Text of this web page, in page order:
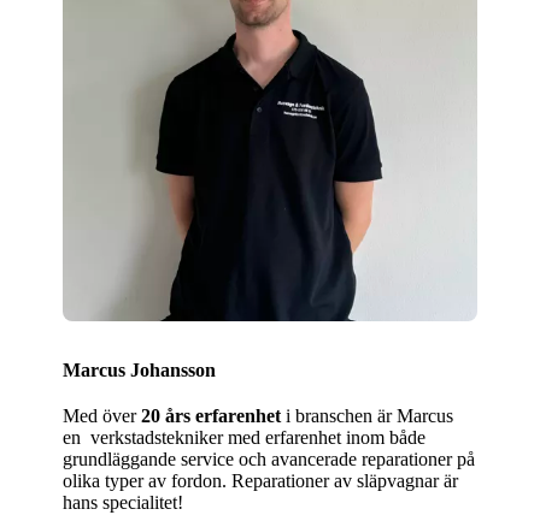
Marcus Johansson
Med över20 års erfarenhet i branschen är Marcus
en verkstadstekniker med erfarenhet inom både
grundläggande service och avancerade reparationer på
olika typer av fordon. Reparationer av släpvagnar är
hans specialitet!